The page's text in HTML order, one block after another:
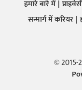
हमारे बारे में
सन्मार्ग में करियर
© 2015-